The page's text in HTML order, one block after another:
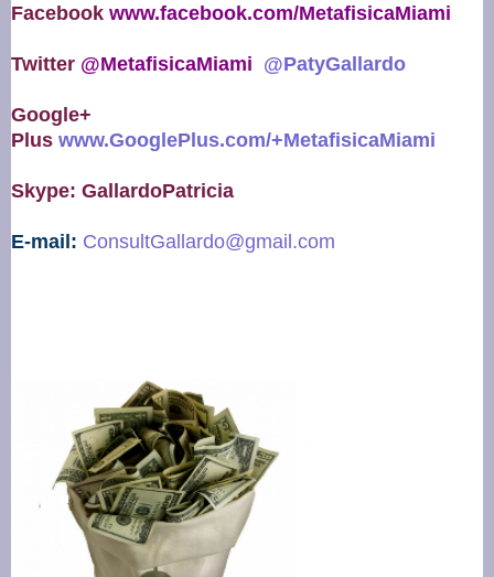
Facebook www.facebook.com/MetafisicaMiami
Twitter @MetafisicaMiami @PatyGallardo
Google+
Plus www.GooglePlus.com/+MetafisicaMiami
Skype: GallardoPatricia
E-mail: ConsultGallardo@gmail.com